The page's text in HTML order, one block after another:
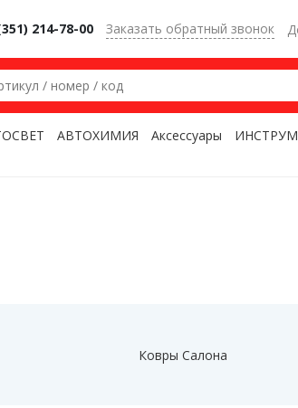
214-78-00 Заказать обратный звонок
АВТОХИМИЯ Аксессуары
Ковры Салона